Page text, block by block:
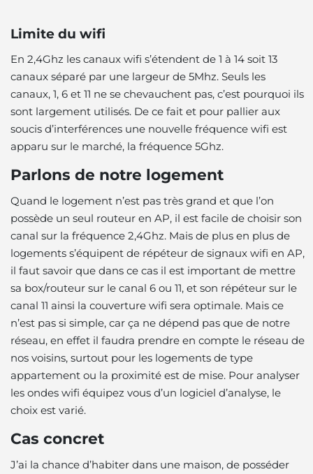
Limite du wifi
En 2,4Ghz les canaux wifi s’étendent de 1 à 14 soit 13
canaux séparé par une largeur de 5Mhz. Seuls les
canaux, 1, 6 et 11 ne se chevauchent pas, c’est pourquoi ils
sont largement utilisés. De ce fait et pour pallier aux
soucis d’interférences une nouvelle fréquence wifi est
apparu sur le marché, la fréquence 5Ghz.
Parlons de notre logement
Quand le logement n’est pas très grand et que l’on
possède un seul routeur en AP, il est facile de choisir son
canal sur la fréquence 2,4Ghz. Mais de plus en plus de
logements s’équipent de répéteur de signaux wifi en AP,
il faut savoir que dans ce cas il est important de mettre
sa box/routeur sur le canal 6 ou 11, et son répéteur sur le
canal 11 ainsi la couverture wifi sera optimale. Mais ce
n’est pas si simple, car ça ne dépend pas que de notre
réseau, en effet il faudra prendre en compte le réseau de
nos voisins, surtout pour les logements de type
appartement ou la proximité est de mise. Pour analyser
les ondes wifi équipez vous d’un logiciel d’analyse, le
choix est varié.
Cas concret
J’ai la chance d’habiter dans une maison, de posséder